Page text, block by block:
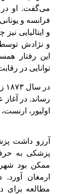
می‌گفت. او در
فرانسه و
و ایتالیایی
و نژادش
این رفتار
توانایی در
رساند. در
اولیور،
آرزو داشت
پزشکی به
ممکن بود
ارمغان
مطالعه برای